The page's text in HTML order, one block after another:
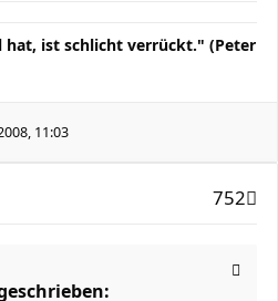
hat, ist schlicht verrückt." (Peter
11:03
752